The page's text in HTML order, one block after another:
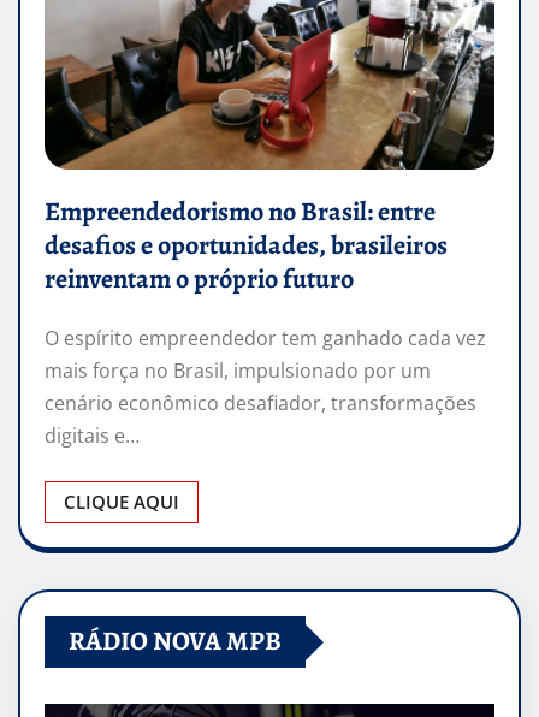
Empreendedorismo no Brasil: entre
desafios e oportunidades, brasileiros
reinventam o próprio futuro
O espírito empreendedor tem ganhado cada vez
mais força no Brasil, impulsionado por um
cenário econômico desafiador, transformações
digitais e…
CLIQUE AQUI
RÁDIO NOVA MPB